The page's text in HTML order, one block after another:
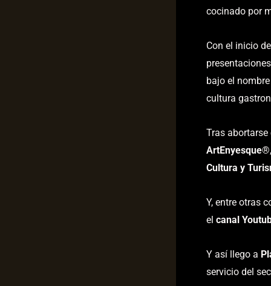
cocinado por
Con el inicio
bajo el
cultura
Tras
ArtEnyesque
Cultura y
Y, entre otras
el canal
Y así llego a
servicio del